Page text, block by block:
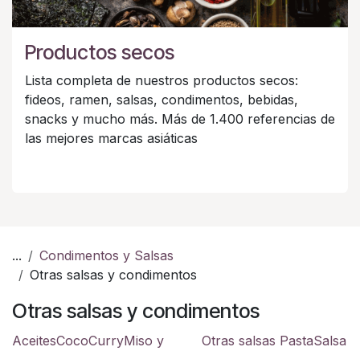
Productos secos
Lista completa de nuestros productos secos:
fideos, ramen, salsas, condimentos, bebidas,
snacks y mucho más. Más de 1.400 referencias de
las mejores marcas asiáticas
...
Condimentos y Salsas
Otras salsas y condimentos
Otras salsas y condimentos
AceitesCocoCurryMiso y
Otras salsas PastaSalsa